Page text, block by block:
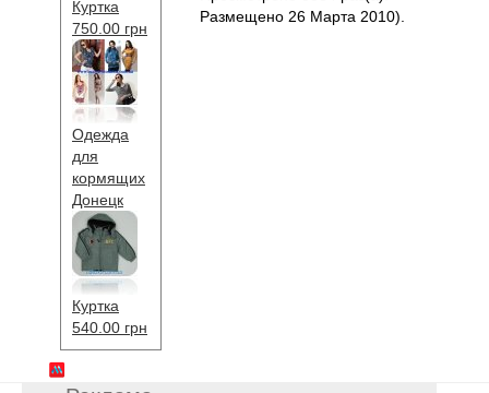
Куртка
750.00 грн
Одежда
для
кормящих
Донецк
Куртка
540.00 грн
Размещено 26 Марта 2010).